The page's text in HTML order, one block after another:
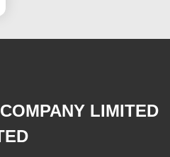
LIMITED